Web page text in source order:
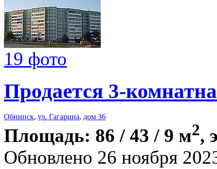
19 фото
Продается 3-
Обнинск, ул. Гагарина, дом 36
Площадь: 86 / 43 / 9 м2,
Обновлено 26 ноября